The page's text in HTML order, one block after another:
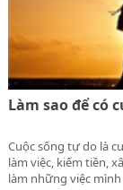
Làm sao để có
Cuộc sống tự do là
làm việc, kiếm tiền,
làm những việc